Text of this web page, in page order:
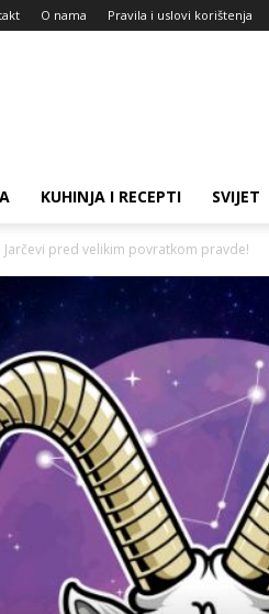
O nama Pravila i uslovi korištenja
KUHINJA I RECEPTI SVIJET
Jarčevi pred velikim povratkom pravde!